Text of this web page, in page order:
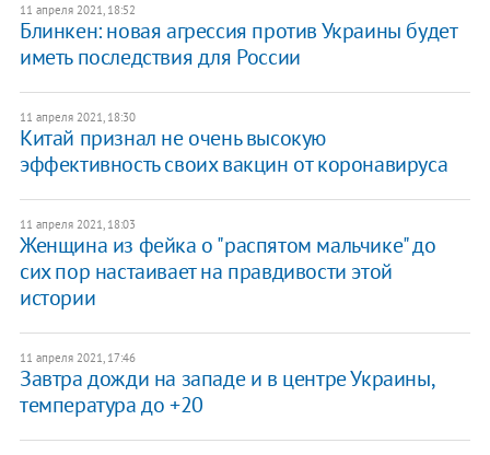
11 апреля 2021, 18:52
Блинкен: новая агрессия против Украины будет
иметь последствия для России
11 апреля 2021, 18:30
Китай признал не очень высокую
эффективность своих вакцин от коронавируса
11 апреля 2021, 18:03
Женщина из фейка о "распятом мальчике" до
сих пор настаивает на правдивости этой
истории
11 апреля 2021, 17:46
Завтра дожди на западе и в центре Украины,
температура до +20